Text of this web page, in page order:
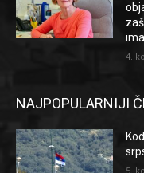
4.
NAJPOPULARNIJI
5.